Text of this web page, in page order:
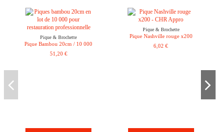
Pique & Brochette
Pique Bambou 20cm / 10 000
51,20 €
Pique & Brochette
Pique Nashville rouge x200
6,02 €